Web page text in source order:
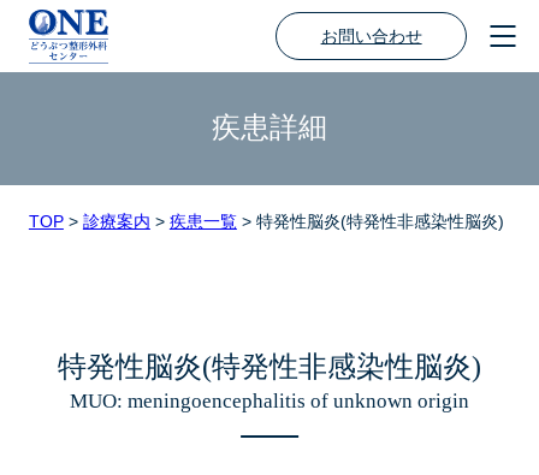
お問い合わせ
疾患詳細
TOP> 診療案内 > 疾患一覧> 特発性脳炎(特発性非感染性脳炎)
特発性脳炎(特発性非感染性脳炎)
MUO: meningoencephalitis of unknown origin